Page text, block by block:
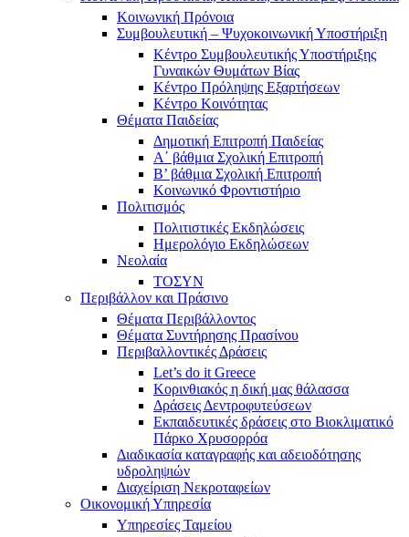
Κοινωνική Πρόνοια
Συμβουλευτική – Ψυχοκοινωνική Υποστήριξη
Κέντρο Συμβουλευτικής Υποστήριξης
Γυναικών Θυμάτων Βίας
Κέντρο Πρόληψης Εξαρτήσεων
Κέντρο Κοινότητας
Θέματα Παιδείας
Δημοτική Επιτροπή Παιδείας
Α΄ βάθμια Σχολική Επιτροπή
B’ βάθμια Σχολική Επιτροπή
Κοινωνικό Φροντιστήριο
Πολιτισμός
Πολιτιστικές Εκδηλώσεις
Ημερολόγιο Εκδηλώσεων
Νεολαία
ΤΟΣΥΝ
Περιβάλλον και Πράσινο
Θέματα Περιβάλλοντος
Θέματα Συντήρησης Πρασίνου
Περιβαλλοντικές Δράσεις
Let’s do it Greece
Kορινθιακός η δική μας θάλασσα
Δράσεις Δεντροφυτεύσεων
Εκπαιδευτικές δράσεις στο Βιοκλιματικό
Πάρκο Χρυσορρόα
Διαδικασία καταγραφής και αδειοδότησης
υδροληψιών
Διαχείριση Νεκροταφείων
Οικονομική Υπηρεσία
Υπηρεσίες Ταμείου